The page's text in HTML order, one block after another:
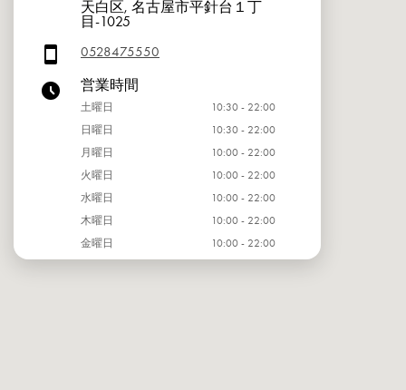
天白区, 名古屋市平針台１丁
目-1025
0528475550
営業時間
土曜日
10:30 - 22:00
日曜日
10:30 - 22:00
月曜日
10:00 - 22:00
火曜日
10:00 - 22:00
水曜日
10:00 - 22:00
木曜日
10:00 - 22:00
金曜日
10:00 - 22:00